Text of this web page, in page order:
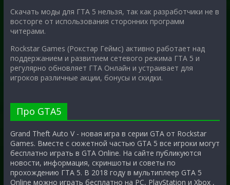
Скачать моды для ГТА 5 нельзя, так как разработчики не в
восторге от использования сторонних программ
читерами.
Rockstar Games (Рокстар Геймс) активно работает над
поддержанием и развитием сетевого режима ГТА 5 и
регулярно обновляет ГТА Онлайн и устраивает для
игроков различные акции, бонусы и скидки.
Про GTA5
Grand Theft Auto V - новая игра в серии GTA от Rockstar
Games. Вместе с сюжетной частью GTA 5 все игроки могут
бесплатно играть в GTA Online. На сайте публикуются
новости, информация, скриншоты и советы по
прохождению ГТА 5. В 2018 году в мультиплеер GTA 5
Online можно играть бесплатно на PC, PlayStation и Xbox ,